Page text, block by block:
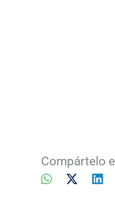
Compártelo